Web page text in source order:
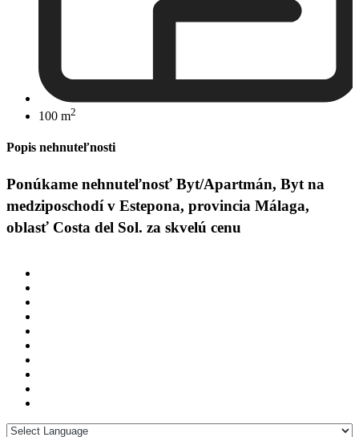
100 m2
Popis nehnuteľnosti
Ponúkame nehnuteľnosť Byt/Apartmán, Byt na
medziposchodí v Estepona, provincia Málaga,
oblasť Costa del Sol. za skvelú cenu